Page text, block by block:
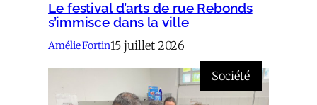
Le festival d’arts de rue Rebonds
s’immisce dans la ville
Amélie Fortin15 juillet 2026
Société